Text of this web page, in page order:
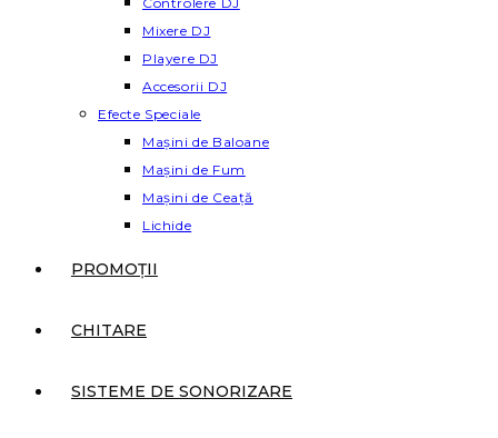
Mixere DJ
Playere DJ
Accesorii DJ
Efecte Speciale
Mașini de Baloane
Mașini de Fum
Mașini de Ceață
Lichide
PROMOȚII
CHITARE
SISTEME DE SONORIZARE